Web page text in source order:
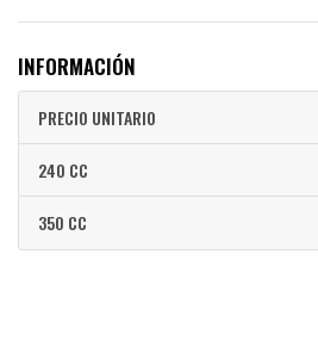
INFORMACIÓN
PRECIO UNITARIO
240 CC
350 CC